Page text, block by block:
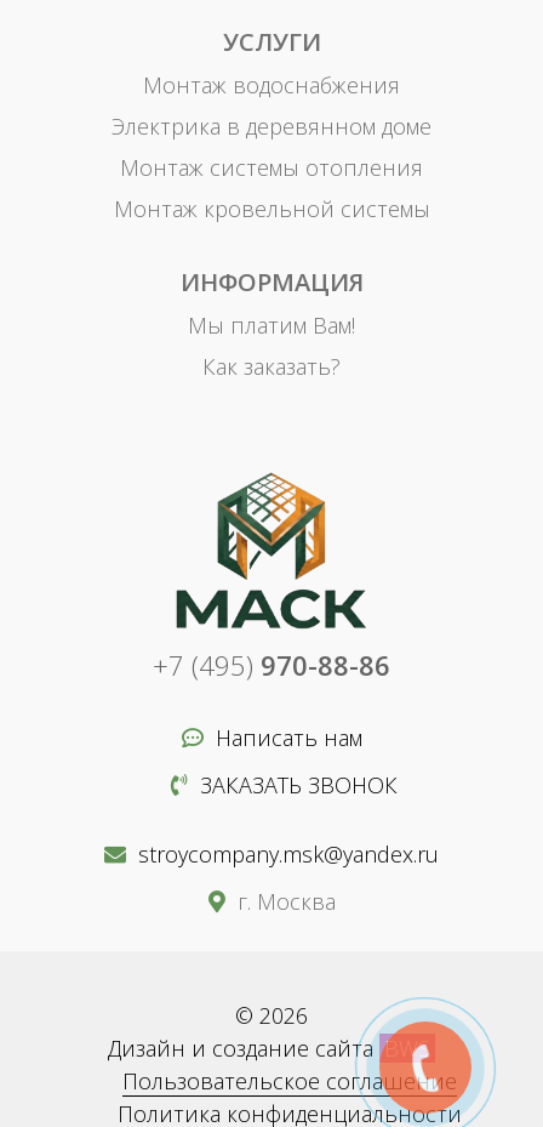
УСЛУГИ
Монтаж водоснабжения
Электрика в деревянном доме
Монтаж системы отопления
Монтаж кровельной системы
ИНФОРМАЦИЯ
Мы платим Вам!
Как заказать?
+7 (495) 970-88-86
Написать нам
ЗАКАЗАТЬ ЗВОНОК
stroycompany.msk@yandex.ru
г. Москва
© 2026
Дизайн и создание сайта BWS
Пользовательское соглашение
Политика конфиденциальности